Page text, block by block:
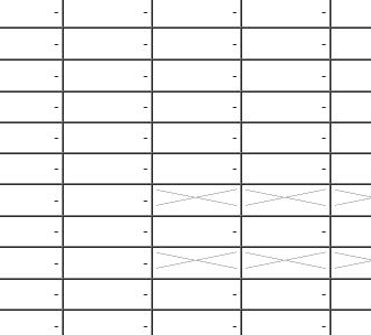
- - - -
- - - -
- - - -
- - - -
- - - -
- - - -
-
-
- - - -
-
-
- - - -
- - - -